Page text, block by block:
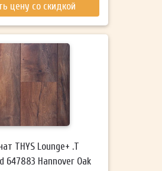
цену со скидкой
THYS Lounge+ .T
647883 Hannover Oak